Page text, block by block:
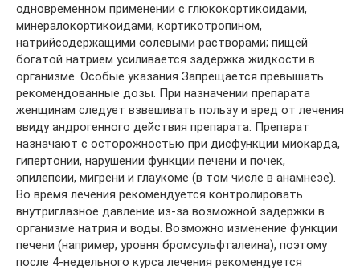
одновременном применении с глюкокортикоидами,
минералокортикоидами, кортикотропином,
натрийсодержащими солевыми растворами; пищей
богатой натрием усиливается задержка жидкости в
организме. Особые указания Запрещается превышать
рекомендованные дозы. При назначении препарата
женщинам следует взвешивать пользу и вред от лечения
ввиду андрогенного действия препарата. Препарат
назначают с осторожностью при дисфункции миокарда,
гипертонии, нарушении функции печени и почек,
эпилепсии, мигрени и глаукоме (в том числе в анамнезе).
Во время лечения рекомендуется контролировать
внутриглазное давление из-за возможной задержки в
организме натрия и воды. Возможно изменение функции
печени (например, уровня бромсульфталеина), поэтому
после 4-недельного курса лечения рекомендуется